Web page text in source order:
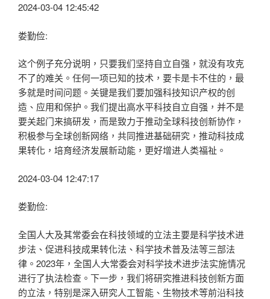
2024-03-04 12:45:42
娄勤俭:
这个例子充分说明，只要我们坚持自立自强，就没有攻克
不了的难关。任何一项已知的技术，要卡是卡不住的，最
多就是时间问题。关键是我们要加强科技知识产权的创
造、应用和保护。我们提出高水平科技自立自强，并不是
要关起门来搞研发，而是致力于推动全球科技创新协作，
积极参与全球创新网络，共同推进基础研究，推动科技成
果转化，培育经济发展新动能，更好增进人类福祉。
2024-03-04 12:47:17
娄勤俭:
全国人大及其常委会在科技领域的立法主要是科学技术进
步法、促进科技成果转化法、科学技术普及法等三部法
律。2023年，全国人大常委会对科学技术进步法实施情况
进行了执法检查。下一步，我们将研究推进科技创新方面
的立法，特别是深入研究人工智能、生物技术等前沿科技